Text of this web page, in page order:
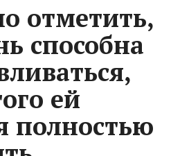
отметить,
способна
ей
полностью